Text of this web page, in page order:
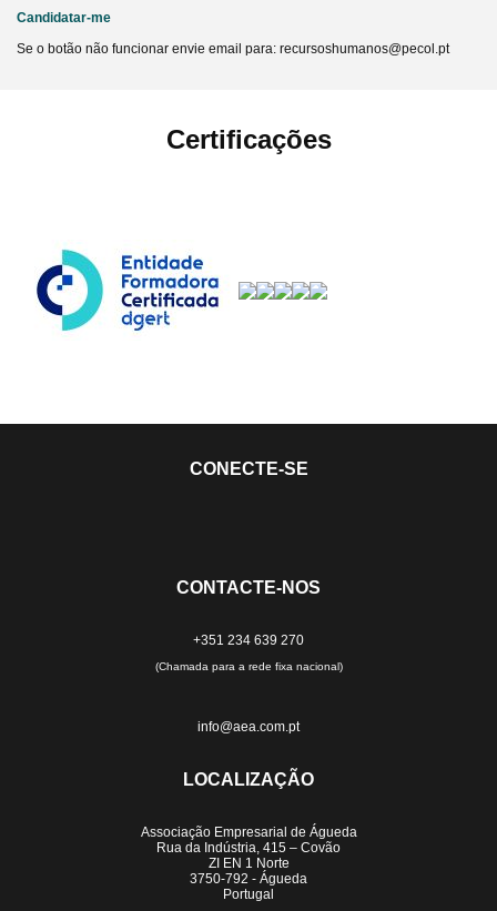
Candidatar-me
Se o botão não funcionar envie email para: recursoshumanos@pecol.pt
Certificações
CONECTE-SE
CONTACTE-NOS
+351 234 639 270
(Chamada para a rede fixa nacional)
info@aea.com.pt
LOCALIZAÇÃO
Associação Empresarial de Águeda
Rua da Indústria, 415 – Covão
ZI EN 1 Norte
3750-792 - Águeda
Portugal